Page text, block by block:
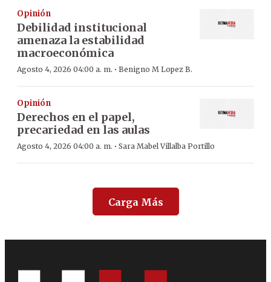
Opinión
Debilidad institucional
amenaza la estabilidad
macroeconómica
Agosto 4, 2026 04:00 a. m. · Benigno M Lopez B.
Opinión
Derechos en el papel,
precariedad en las aulas
Agosto 4, 2026 04:00 a. m. · Sara Mabel Villalba Portillo
Carga Más